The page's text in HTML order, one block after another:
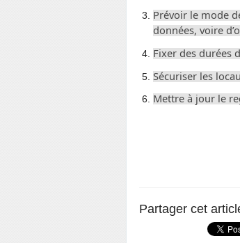
Prévoir le mode
données, voire
Fixer des durées
Sécuriser les
Mettre à jour le
Partager cet